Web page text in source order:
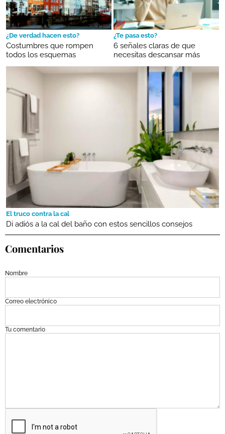
¿De verdad hacen esto?
Costumbres que rompen
todos los esquemas
¿Te pasa esto?
6 señales claras de que
necesitas descansar más
El truco contra la cal
Di adiós a la cal del baño con estos sencillos consejos
Comentarios
Nombre
Correo electrónico
Tu comentario